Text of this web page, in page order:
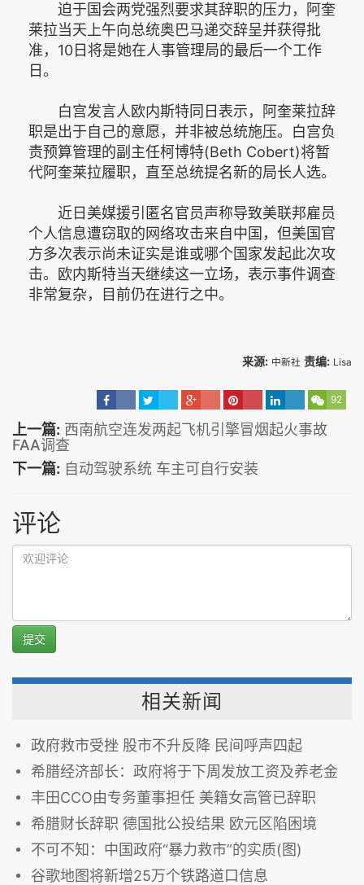
迫于国会两党强烈要求其辞职的压力，阿奎
莱拉当天上午向总统奥巴马递交辞呈并获得批
准，10日将是她在人事管理局的最后一个工作
日。
白宫发言人欧内斯特同日表示，阿奎莱拉辞
职是出于自己的意愿，并非被总统施压。白宫负
责预算管理的副主任柯博特(Beth Cobert)将暂
代阿奎莱拉履职，直至总统提名新的局长人选。
近日美媒援引匿名官员声称导致美联邦雇员
个人信息遭窃取的网络攻击来自中国，但美国官
方多次表示尚未证实是谁或哪个国家发起此次攻
击。欧内斯特当天继续这一立场，表示事件调查
非常复杂，目前仍在进行之中。
来源: 中新社 责编: Lisa
92
上一篇: 西南航空连发两起飞机引擎冒烟起火事故
FAA调查
下一篇: 自动驾驶系统 车主可自行安装
评论
提交
相关新闻
政府救市受挫 股市不升反降 民间呼声四起
希腊经济部长：政府将于下周发放工资及养老金
丰田CCO由专务董事担任 美籍女高管已辞职
希腊财长辞职 德国批公投结果 欧元区陷困境
不可不知：中国政府“暴力救市”的实质(图)
谷歌地图将新增25万个铁路道口信息